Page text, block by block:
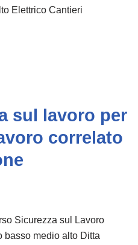
Elettrico Cantieri
sul lavoro per
correlato
Sicurezza sul Lavoro
basso medio alto Ditta